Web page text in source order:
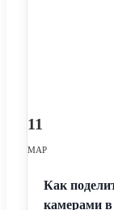
11
МАР
Как
камерами